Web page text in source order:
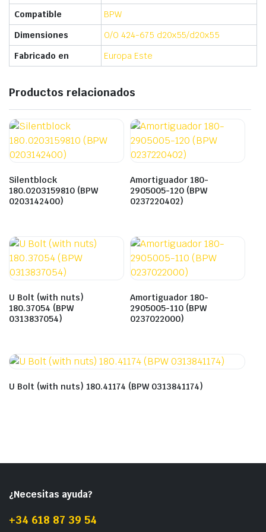
Compatible
BPW
Dimensiones
O/O 424-675 d20x55/d20x55
Fabricado en
Europa Este
Productos relacionados
Silentblock
180.0203159810 (BPW
0203142400)
Amortiguador 180-
2905005-120 (BPW
0237220402)
U Bolt (with nuts)
180.37054 (BPW
0313837054)
Amortiguador 180-
2905005-110 (BPW
0237022000)
U Bolt (with nuts) 180.41174 (BPW 0313841174)
¿Necesitas ayuda?
+34 618 87 39 54